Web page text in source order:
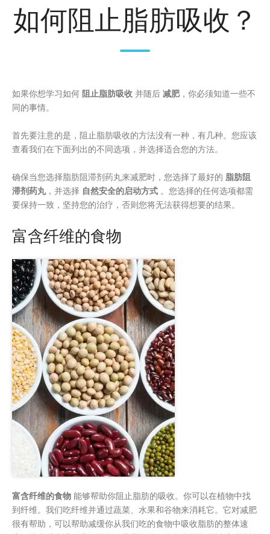
如何阻止脂肪吸收？
如果你想学习如何 阻止脂肪吸收 并随后 减肥，你必须知道一些不
同的事情。
首先要注意的是，阻止脂肪吸收的方法没有一种，有几种。您应该
查看我们在下面列出的不同选项，并选择适合您的方法。
确保当您选择脂肪阻滞剂药丸来减肥时，您选择了最好的 脂肪阻
滞剂药丸，并选择 自然安全的启动方式 。您选择的任何选项都需
要保持一致，坚持您的治疗，否则您将无法获得想要的结果。
富含纤维的食物
富含纤维的食物 能够帮助你阻止脂肪的吸收。你可以在植物中找
到纤维。我们吃纤维并通过蔬菜、水果和谷物来消耗它。它对减肥
很有帮助，可以帮助减缓你从我们吃的食物中吸收脂肪的整体速